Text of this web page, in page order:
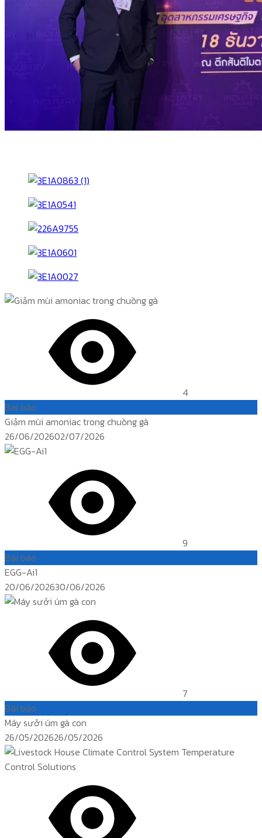
4
Bài báo
Giảm mùi amoniac trong chuồng gà
Posted
on
26/06/202602/07/2026
9
Bài báo
EGG-Ai1
Posted
on
20/06/202630/06/2026
7
Bài báo
Máy sưởi úm gà con
Posted
on
26/05/202626/05/2026